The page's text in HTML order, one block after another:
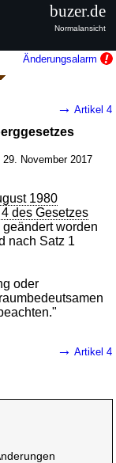
Änderungsalarm
29.11.2017,
→ Artikel 4
November 2017
1980
des Gesetzes
geändert worden
nach Satz 1
oder
→ Artikel 4
buzer.de
Normalansicht